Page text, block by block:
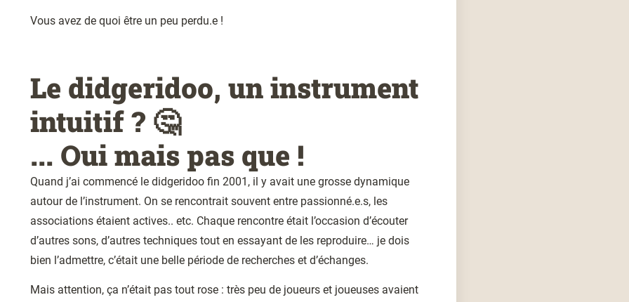
Vous avez de quoi être un peu perdu.e !
Le didgeridoo, un instrument
intuitif ? 🤔
... Oui mais pas que !
Quand j’ai commencé le didgeridoo fin 2001, il y avait une grosse dynamique
autour de l’instrument. On se rencontrait souvent entre passionné.e.s, les
associations étaient actives.. etc. Chaque rencontre était l’occasion d’écouter
d’autres sons, d’autres techniques tout en essayant de les reproduire… je dois
bien l’admettre, c’était une belle période de recherches et d’échanges.
Mais attention, ça n’était pas tout rose : très peu de joueurs et joueuses avaient